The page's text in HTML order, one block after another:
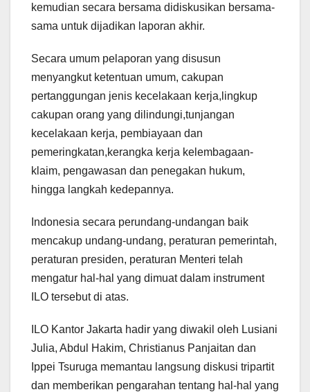
kemudian secara bersama didiskusikan bersama-
sama untuk dijadikan laporan akhir.
Secara umum pelaporan yang disusun
menyangkut ketentuan umum, cakupan
pertanggungan jenis kecelakaan kerja,lingkup
cakupan orang yang dilindungi,tunjangan
kecelakaan kerja, pembiayaan dan
pemeringkatan,kerangka kerja kelembagaan-
klaim, pengawasan dan penegakan hukum,
hingga langkah kedepannya.
Indonesia secara perundang-undangan baik
mencakup undang-undang, peraturan pemerintah,
peraturan presiden, peraturan Menteri telah
mengatur hal-hal yang dimuat dalam instrument
ILO tersebut di atas.
ILO Kantor Jakarta hadir yang diwakil oleh Lusiani
Julia, Abdul Hakim, Christianus Panjaitan dan
Ippei Tsuruga memantau langsung diskusi tripartit
dan memberikan pengarahan tentang hal-hal yang